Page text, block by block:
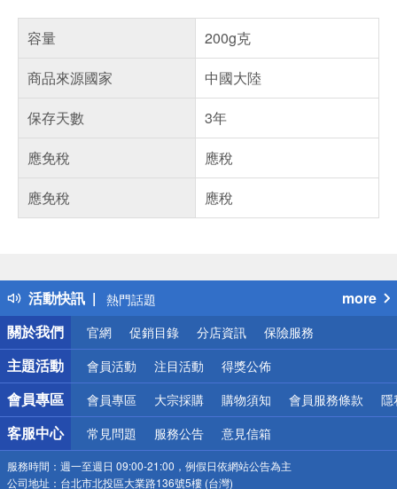
容量
200g克
商品來源國家
中國大陸
保存天數
3年
應免稅
應稅
應免稅
應稅
活動快訊
得獎公告
熱門話題
銀行優惠
偏遠地區配送
詐騙網頁！請小心！
more
關於我們
官網 促銷目錄 分店資訊 保險服務
主題活動 會員活動 注目活動 得獎公佈
會員專區 會員專區 大宗採購 購物須知 會員服務條款 隱
客服中心 常見問題 服務公告 意見信箱
服務時間： 週一至週日 09:00-21:00，例假日依網站公告為主
公司地址： 台北市北投區大業路136號5樓 (台灣)